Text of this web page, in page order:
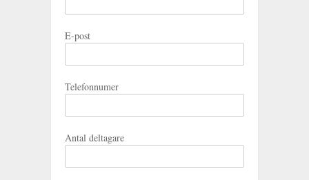
E-post
Telefonnumer
Antal deltagare